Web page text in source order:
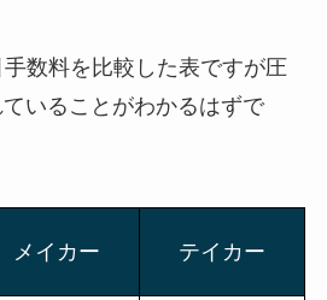
数料を比較した表ですが圧
いることがわかるはずで
メイカー テイカー